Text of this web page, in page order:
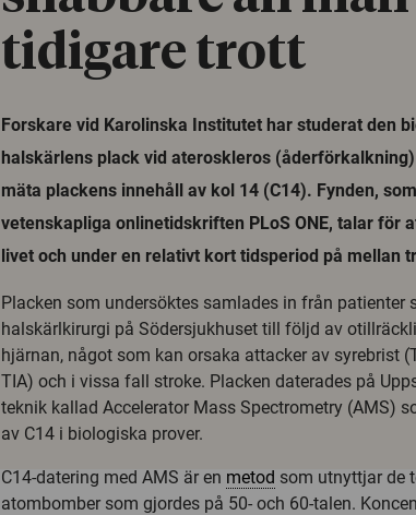
tidigare trott
Forskare vid Karolinska Institutet har studerat den
halskärlens plack vid ateroskleros
mäta plackens innehåll av kol 14 (C14). Fynden,
vetenskapliga onlinetidskriften PLoS ONE, talar för
livet och under en relativt kort tidsperiod på mellan
Placken som undersöktes samlades in från patienter
halskärlkirurgi på Södersjukhuset till följd av
hjärnan, något som kan orsaka attacker av syrebrist
TIA) och i vissa fall stroke. Placken daterades på
teknik kallad Accelerator Mass Spectrometry (AMS)
av C14 i biologiska prover.
C14-datering med AMS är en metod som utnyttjar de
atombomber som gjordes på 50- och 60-talen.